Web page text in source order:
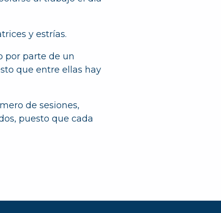
y estrías.
por parte de un
que entre ellas hay
de sesiones,
puesto que cada